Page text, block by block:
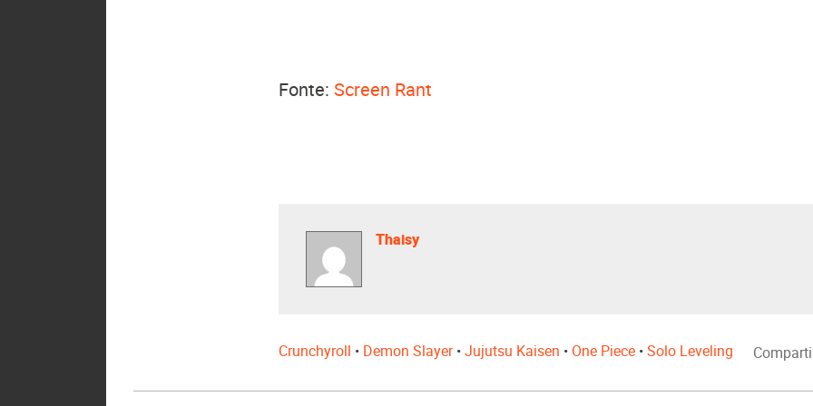
Fonte: Screen Rant
Thaisy
Crunchyroll • Demon Slayer•Jujutsu Kaisen • One Piece •Solo Leveling